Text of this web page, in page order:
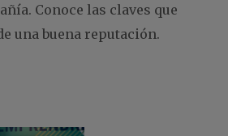
Conoce las claves que
una buena reputación.